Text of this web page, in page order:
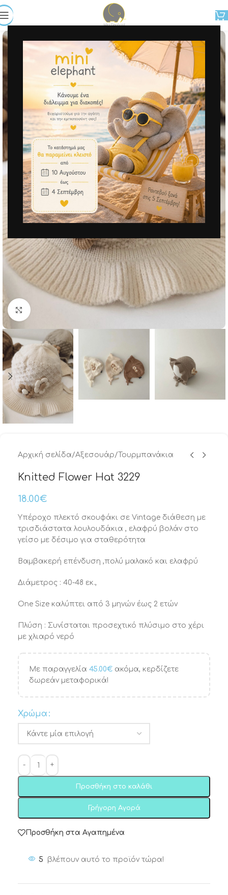
Μεγέθυνση
Αρχική σελίδα/Αξεσουάρ/ Τουρμπανάκια
Knitted Flower Hat 3229
18.00€
Υπέροχο πλεκτό σκουφάκι σε Vintage διάθεση με
τρισδιάστατα λουλουδάκια , ελαφρύ βολάν στο
γείσο με δέσιμο για σταθερότητα
Βαμβακερή επένδυση ,πολύ μαλακό και ελαφρύ
Διάμετρος : 40-48 εκ.,
One Size καλύπτει από 3 μηνών έως 2 ετών
Πλύση : Συνίσταται προσεχτικό πλύσιμο στο χέρι
με χλιαρό νερό
Με παραγγελία 45.00€ ακόμα, κερδίζετε
δωρεάν μεταφορικά!
Χρώμα
Προσθήκη στο καλάθι
Γρήγορη Αγορά
Προσθήκη στα Αγαπημένα
5 βλέπουν αυτό το προϊόν τώρα!